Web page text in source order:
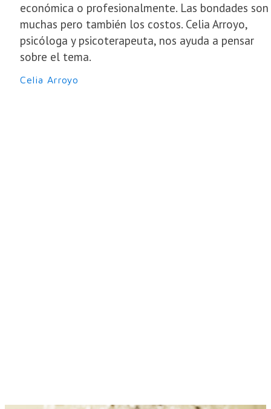
económica o profesionalmente. Las bondades son
muchas pero también los costos. Celia Arroyo,
psicóloga y psicoterapeuta, nos ayuda a pensar
sobre el tema.
Celia Arroyo